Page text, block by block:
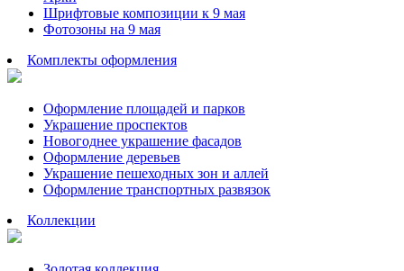
Шрифтовые композиции к 9 мая
Фотозоны на 9 мая
Комплекты оформления
Оформление площадей и парков
Украшение проспектов
Новогоднее украшение фасадов
Оформление деревьев
Украшение пешеходных зон и аллей
Оформление транспортных развязок
Коллекции